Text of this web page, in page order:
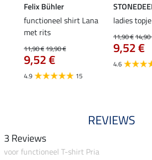
Felix Bühler
functioneel shirt Lana
met rits
11,90 €19,90 €
9,52 €
4.9 15
ladies
11,90 €
9,52 €
4.6
REVIEWS
3 Reviews
voor functioneel T-shirt Pria